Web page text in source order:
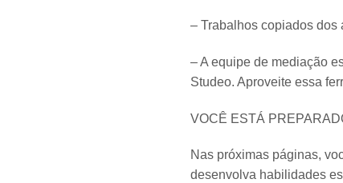
– Trabalhos copiados dos
– A equipe de mediação
Studeo. Aproveite essa
VOCÊ ESTÁ
Nas próximas páginas,
desenvolva habilidades